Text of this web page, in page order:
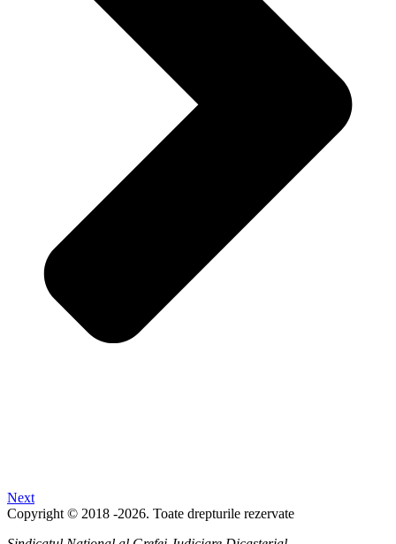
Next
Copyright © 2018 -2026. Toate drepturile rezervate